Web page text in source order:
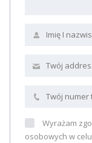
Wyrażam
osobowych w